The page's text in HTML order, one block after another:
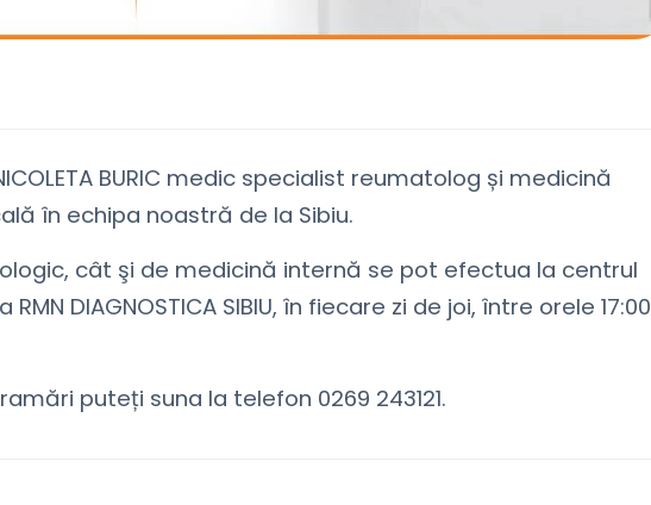
BURIC medic specialist reumatolog și medicină
în echipa noastră de la Sibiu.
cât şi de medicină internă se pot efectua la centrul
DIAGNOSTICA SIBIU, în fiecare zi de joi, între orele 17:00
puteți suna la telefon 0269 243121.